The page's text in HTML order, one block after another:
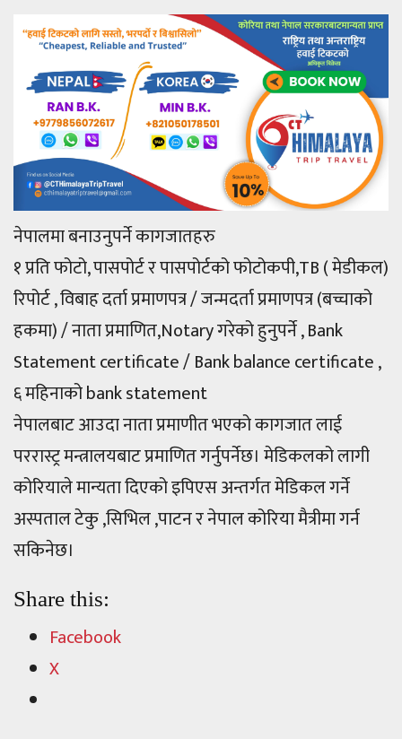
नेपालमा बनाउनुपर्ने कागजातहरु
१ प्रति फोटो, पासपोर्ट र पासपोर्टको फोटोकपी,TB ( मेडीकल)
रिपोर्ट , विबाह दर्ता प्रमाणपत्र / जन्मदर्ता प्रमाणपत्र (बच्चाको
हकमा) / नाता प्रमाणित,Notary गरेको हुनुपर्ने , Bank
Statement certificate / Bank balance certificate ,
६ महिनाको bank statement
नेपालबाट आउदा नाता प्रमाणीत भएको कागजात लाई
पररास्ट्र मन्त्रालयबाट प्रमाणित गर्नुपर्नेछ। मेडिकलको लागी
कोरियाले मान्यता दिएको इपिएस अन्तर्गत मेडिकल गर्ने
अस्पताल टेकु ,सिभिल ,पाटन र नेपाल कोरिया मैत्रीमा गर्न
सकिनेछ।
Share this:
Facebook
X